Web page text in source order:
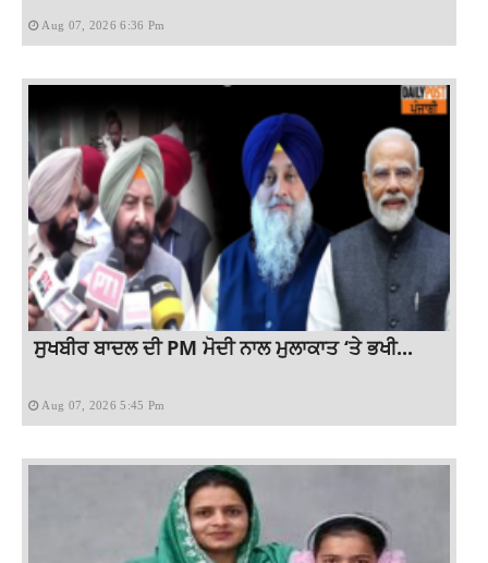
Aug 07, 2026 6:36 Pm
ਸੁਖਬੀਰ ਬਾਦਲ ਦੀ PM ਮੋਦੀ ਨਾਲ ਮੁਲਾਕਾਤ ‘ਤੇ ਭਖੀ...
Aug 07, 2026 5:45 Pm